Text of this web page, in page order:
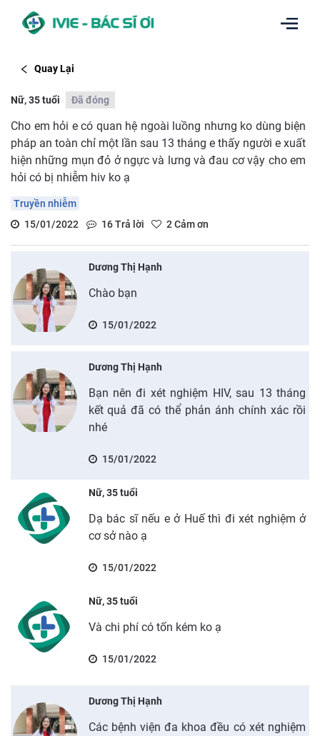
Quay Lại
Nữ, 35 tuổi Đã đóng
Cho em hỏi e có quan hệ ngoài luồng nhưng ko dùng biện
pháp an toàn chỉ một lần sau 13 tháng e thấy người e xuất
hiện những mụn đỏ ở ngực và lưng và đau cơ vậy cho em
hỏi có bị nhiễm hiv ko ạ
Truyền nhiễm
15/01/2022
16Trả lời 2Cảm ơn
Dương Thị Hạnh
Chào bạn
15/01/2022
Dương Thị Hạnh
Bạn nên đi xét nghiệm HIV, sau 13 tháng
kết quả đã có thể phản ánh chính xác rồi
nhé
15/01/2022
Nữ, 35 tuổi
Dạ bác sĩ nếu e ở Huế thì đi xét nghiệm ở
cơ sở nào ạ
15/01/2022
Nữ, 35 tuổi
Và chi phí có tốn kém ko ạ
15/01/2022
Dương Thị Hạnh
Các bệnh viện đa khoa đều có xét nghiệm